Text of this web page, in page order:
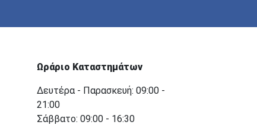
Ωράριο Καταστημάτων
Δευτέρα - Παρασκευή: 09:00 -
21:00
Σάββατο: 09:00 - 16:30